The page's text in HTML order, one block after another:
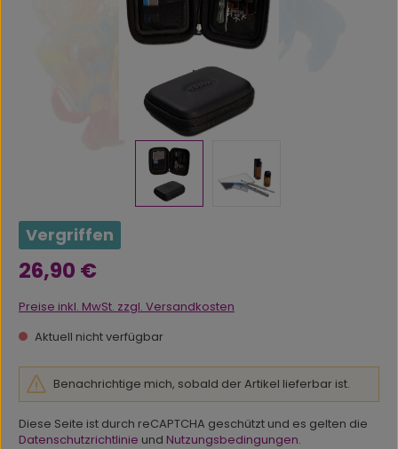
Vergriffen
Regulärer Preis:
26,90 €
Preise inkl. MwSt. zzgl. Versandkosten
Aktuell nicht verfügbar
Benachrichtige mich, sobald der Artikel lieferbar ist.
Diese Seite ist durch reCAPTCHA geschützt und es gelten die
Datenschutzrichtlinie und Nutzungsbedingungen.